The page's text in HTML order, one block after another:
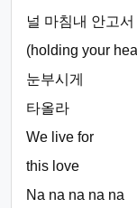
널 마침내 안고서
(holding your
눈부시게
타올라
We live for
this love
Na na na na na